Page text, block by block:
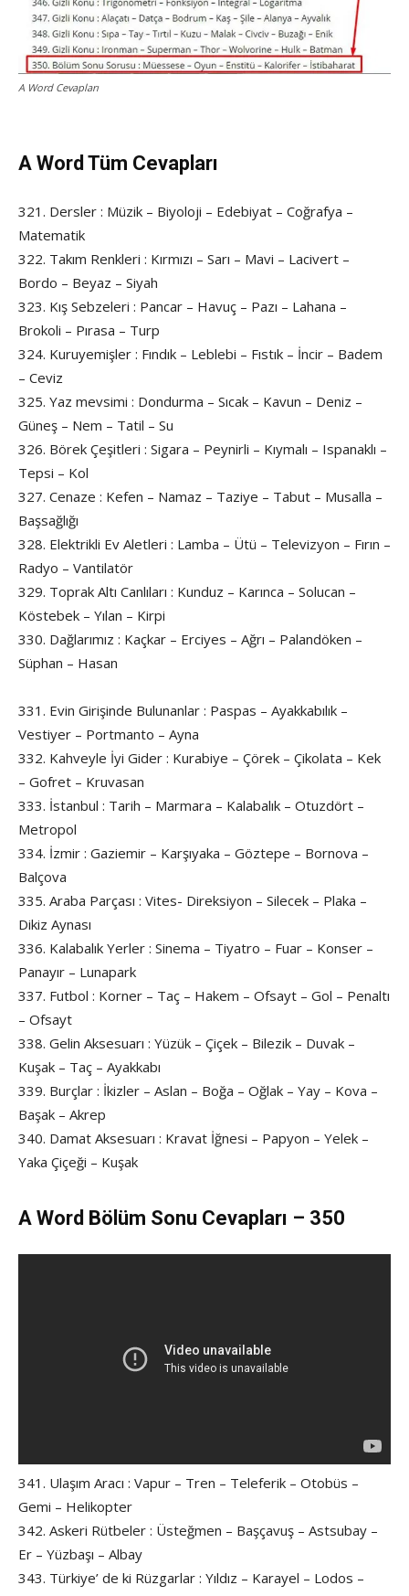
A Word Cevapları
A Word Tüm Cevapları
321. Dersler : Müzik – Biyoloji – Edebiyat – Coğrafya –
Matematik
322. Takım Renkleri : Kırmızı – Sarı – Mavi – Lacivert –
Bordo – Beyaz – Siyah
323. Kış Sebzeleri : Pancar – Havuç – Pazı – Lahana –
Brokoli – Pırasa – Turp
324. Kuruyemişler : Fındık – Leblebi – Fıstık – İncir – Badem
– Ceviz
325. Yaz mevsimi : Dondurma – Sıcak – Kavun – Deniz –
Güneş – Nem – Tatil – Su
326. Börek Çeşitleri : Sigara – Peynirli – Kıymalı – Ispanaklı –
Tepsi – Kol
327. Cenaze : Kefen – Namaz – Taziye – Tabut – Musalla –
Başsağlığı
328. Elektrikli Ev Aletleri : Lamba – Ütü – Televizyon – Fırın –
Radyo – Vantilatör
329. Toprak Altı Canlıları : Kunduz – Karınca – Solucan –
Köstebek – Yılan – Kirpi
330. Dağlarımız : Kaçkar – Erciyes – Ağrı – Palandöken –
Süphan – Hasan
331. Evin Girişinde Bulunanlar : Paspas – Ayakkabılık –
Vestiyer – Portmanto – Ayna
332. Kahveyle İyi Gider : Kurabiye – Çörek – Çikolata – Kek
– Gofret – Kruvasan
333. İstanbul : Tarih – Marmara – Kalabalık – Otuzdört –
Metropol
334. İzmir : Gaziemir – Karşıyaka – Göztepe – Bornova –
Balçova
335. Araba Parçası : Vites- Direksiyon – Silecek – Plaka –
Dikiz Aynası
336. Kalabalık Yerler : Sinema – Tiyatro – Fuar – Konser –
Panayır – Lunapark
337. Futbol : Korner – Taç – Hakem – Ofsayt – Gol – Penaltı
– Ofsayt
338. Gelin Aksesuarı : Yüzük – Çiçek – Bilezik – Duvak –
Kuşak – Taç – Ayakkabı
339. Burçlar : İkizler – Aslan – Boğa – Oğlak – Yay – Kova –
Başak – Akrep
340. Damat Aksesuarı : Kravat İğnesi – Papyon – Yelek –
Yaka Çiçeği – Kuşak
A Word Bölüm Sonu Cevapları – 350
341. Ulaşım Aracı : Vapur – Tren – Teleferik – Otobüs –
Gemi – Helikopter
342. Askeri Rütbeler : Üsteğmen – Başçavuş – Astsubay –
Er – Yüzbaşı – Albay
343. Türkiye’ de ki Rüzgarlar : Yıldız – Karayel – Lodos –